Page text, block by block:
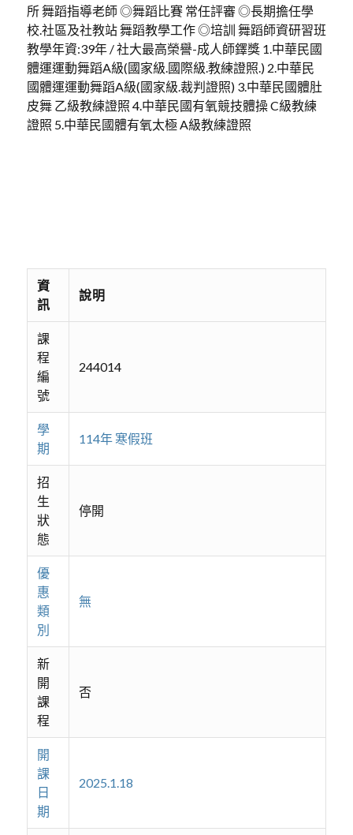
所 舞蹈指導老師 ◎舞蹈比賽 常任評審 ◎長期擔任學
校.社區及社教站 舞蹈教學工作 ◎培訓 舞蹈師資研習班
教學年資:39年 / 社大最高榮譽-成人師鐸獎 1.中華民國
體運運動舞蹈A級(國家級.國際級.教練證照.) 2.中華民
國體運運動舞蹈A級(國家級.裁判證照) 3.中華民國體肚
皮舞 乙級教練證照 4.中華民國有氧競技體操 C級教練
證照 5.中華民國體有氧太極 A級教練證照
資
訊
說明
課
程
編
號
244014
學
期
114年 寒假班
招
生
狀
態
停開
優
惠
類
別
無
新
開
課
程
否
開
課
日
期
2025.1.18